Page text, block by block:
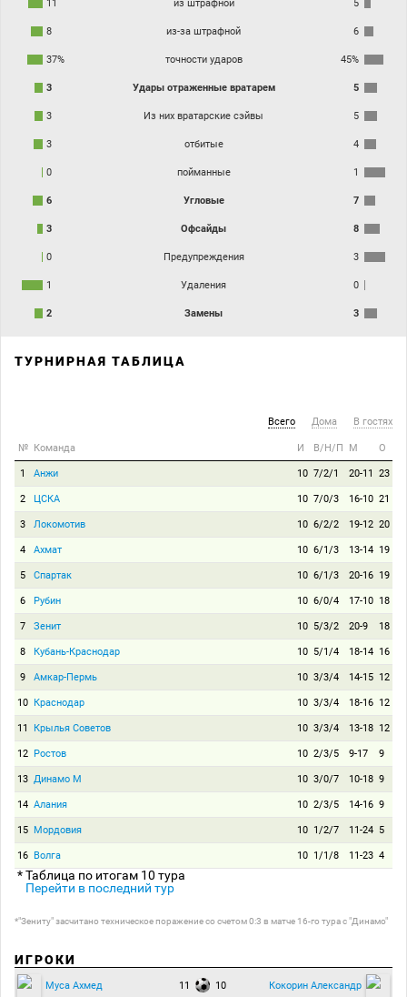
11 из штрафной 5
8 из-за штрафной 6
37% точности ударов 45%
3 Удары отраженные вратарем 5
3 Из них вратарские сэйвы 5
3 отбитые 4
0 пойманные 1
6 Угловые 7
3 Офсайды 8
0 Предупреждения 3
1 Удаления 0
2 Замены 3
ТУРНИРНАЯ ТАБЛИЦА
Всего Дома В гостях
№ Команда И В/Н/П М О
1 Анжи 10 7/2/1 20-11 23
2 ЦСКА 10 7/0/3 16-10 21
3 Локомотив 10 6/2/2 19-12 20
4 Ахмат 10 6/1/3 13-14 19
5 Спартак 10 6/1/3 20-16 19
6 Рубин 10 6/0/4 17-10 18
7 Зенит 10 5/3/2 20-9 18
8 Кубань-Краснодар 10 5/1/4 18-14 16
9 Амкар-Пермь 10 3/3/4 14-15 12
10 Краснодар 10 3/3/4 18-16 12
11 Крылья Советов 10 3/3/4 13-18 12
12 Ростов 10 2/3/5 9-17 9
13 Динамо М 10 3/0/7 10-18 9
14 Алания 10 2/3/5 14-16 9
15 Мордовия 10 1/2/7 11-24 5
16 Волга 10 1/1/8 11-23 4
* Таблица по итогам 10 тура
Перейти в последний тур
*"Зениту" засчитано техническое поражение со счетом 0:3 в матче 16-го тура с "Динамо"
ИГРОКИ
Муса Ахмед 11 10 Кокорин Александр